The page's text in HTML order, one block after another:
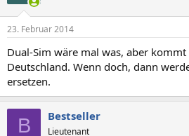
23. Februar 2014
Dual-Sim wäre mal was, aber
Deutschland. Wenn doch, dann
ersetzen.
B Bestseller
Lieutenant